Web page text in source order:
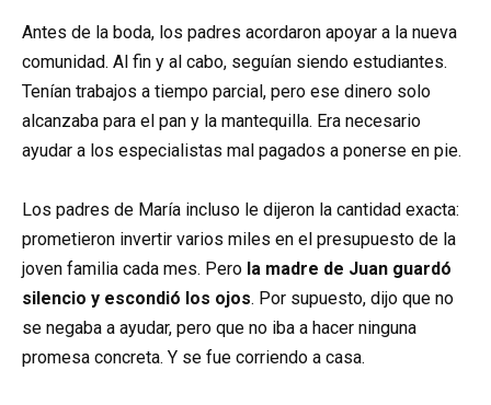
Antes de la boda, los padres acordaron apoyar a la nueva
comunidad. Al fin y al cabo, seguían siendo estudiantes.
Tenían trabajos a tiempo parcial, pero ese dinero solo
alcanzaba para el pan y la mantequilla. Era necesario
ayudar a los especialistas mal pagados a ponerse en pie.
Los padres de María incluso le dijeron la cantidad exacta:
prometieron invertir varios miles en el presupuesto de la
joven familia cada mes. Pero la madre de Juan guardó
silencio y escondió los ojos. Por supuesto, dijo que no
se negaba a ayudar, pero que no iba a hacer ninguna
promesa concreta. Y se fue corriendo a casa.